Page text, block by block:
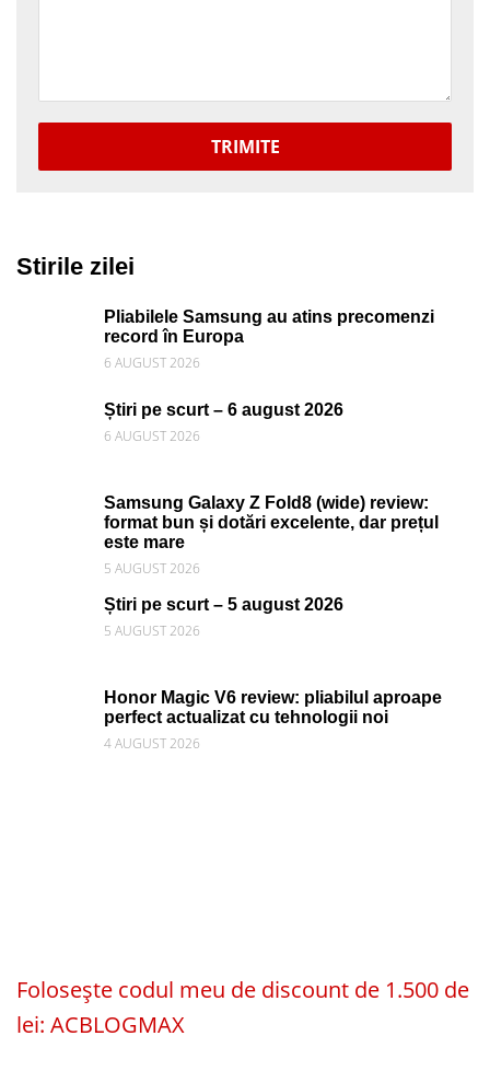
TRIMITE
Stirile zilei
Pliabilele Samsung au atins precomenzi
record în Europa
6 AUGUST 2026
Știri pe scurt – 6 august 2026
6 AUGUST 2026
Samsung Galaxy Z Fold8 (wide) review:
format bun și dotări excelente, dar prețul
este mare
5 AUGUST 2026
Știri pe scurt – 5 august 2026
5 AUGUST 2026
Honor Magic V6 review: pliabilul aproape
perfect actualizat cu tehnologii noi
4 AUGUST 2026
Folosește codul meu de discount de 1.500 de
lei: ACBLOGMAX